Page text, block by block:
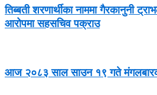
तिब्बती शरणार्थीका नाममा गैरकानुनी
आरोपमा सहसचिव पक्राउ
आज २०८३ साल साउन १९ गते